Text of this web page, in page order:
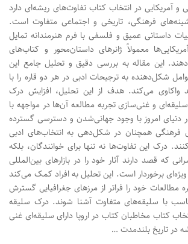
و آمریکایی در انتخاب کتاب تفاوت‌های ریشه‌ای دارد
فرهنگی، تاریخی و اجتماعی متفاوت است.
داستانی عمیق و فلسفی با فرم هنرمندانه تمایل
معمولاً ژانرهای داستان‌محور و کتاب‌های
این مقاله به بررسی دقیق و تحلیل جامع این
شکل‌دهنده به ترجیحات ادبی در هر دو قاره را با
واکاوی می‌کند. هدف از این تحلیل، افزایش درک
سلیقه‌ای و غنی‌سازی تجربه مطالعه آن‌ها در مواجهه با
دنیای امروز با وجود جهانی‌شدن و دسترسی گسترده
فرهنگی همچنان در شکل‌دهی به انتخاب‌های ادبی
درک این تفاوت‌ها نه تنها برای خوانندگان، بلکه
که قصد دارند آثار خود را در بازارهای بین‌المللی
برخوردار است. این تحلیل به افراد کمک می‌کند
مطالعات خود را فراتر از مرزهای جغرافیایی گسترش
با سلیقه‌های متفاوت آشنا شوند. درک سلیقه
کتاب مخاطبان کتاب در اروپا دارای سلیقه‌ای غنی
در تاریخ بلندمدت …